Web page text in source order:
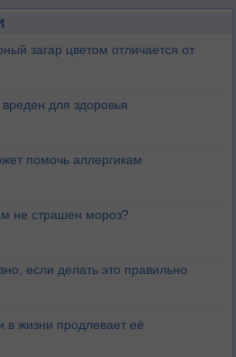
загар цветом отличается от
для здоровья
помочь аллергикам
не страшен мороз?
если делать это правильно
в жизни продлевает её